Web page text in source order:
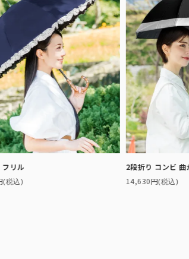
フリル
(税込)
2段折り コンビ 曲
14,630円(税込)